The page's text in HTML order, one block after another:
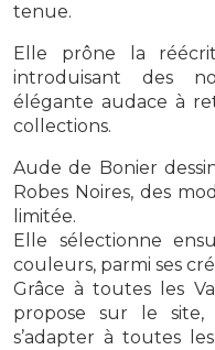
tenue.
Elle prône la
introduisant des
élégante audace à
collections.
Aude de Bonier
Robes Noires, des
limitée.
Elle sélectionne
couleurs, parmi ses
Grâce à toutes les
propose sur le
s’adapter à toutes